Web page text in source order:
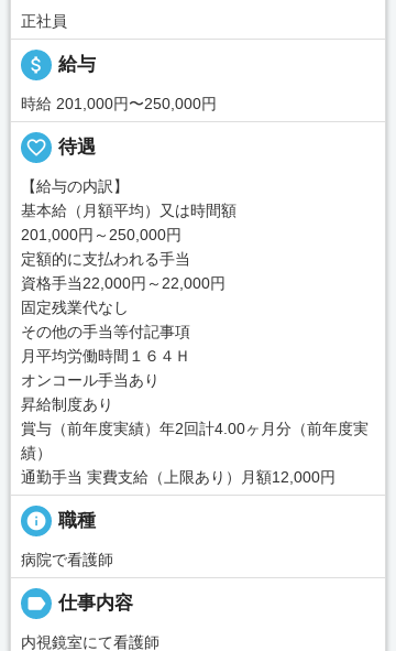
正社員
attach_money 給与
時給 201,000円〜250,000円
favorite_border 待遇
【給与の内訳】
基本給（月額平均）又は時間額
201,000円～250,000円
定額的に支払われる手当
資格手当22,000円～22,000円
固定残業代なし
その他の手当等付記事項
月平均労働時間１６４Ｈ
オンコール手当あり
昇給制度あり
賞与（前年度実績）年2回計4.00ヶ月分（前年度実
績）
通勤手当 実費支給（上限あり）月額12,000円
info 職種
病院で看護師
label 仕事内容
内視鏡室にて看護師